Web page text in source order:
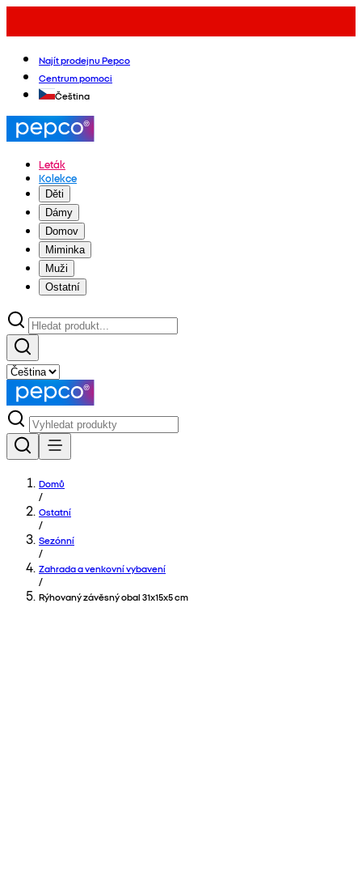
Najít prodejnu Pepco
Centrum pomoci
Čeština
Leták
Kolekce
Děti
Dámy
Domov
Miminka
Muži
Ostatní
Domů
/
Ostatní
/
Sezónní
/
Zahrada a venkovní vybavení
/
Rýhovaný závěsný obal 31x15x5 cm